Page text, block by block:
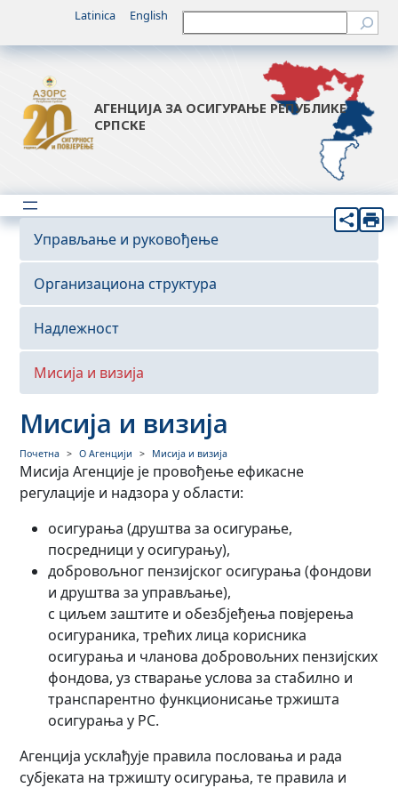
Latinica English Претрага
АГЕНЦИЈА ЗА ОСИГУРАЊЕ РЕПУБЛИКЕ
СРПСКЕ
Управљање и руковођење
Организациона структура
Надлежност
Мисија и визија
Мисија и визија
Почетна О Агенцији Мисија и визија
Мисија Агенције је провођење ефикасне
регулације и надзора у области:
осигурања (друштва за осигурање,
посредници у осигурању),
добровољног пензијског осигурања (фондови
и друштва за управљање),
с циљем заштите и обезбјеђења повјерења
осигураника, трећих лица корисника
осигурања и чланова добровољних пензијских
фондова, уз стварање услова за стабилно и
транспарентно функционисање тржишта
осигурања у РС.
Агенција усклађује правила пословања и рада
субјеката на тржишту осигурања, те правила и